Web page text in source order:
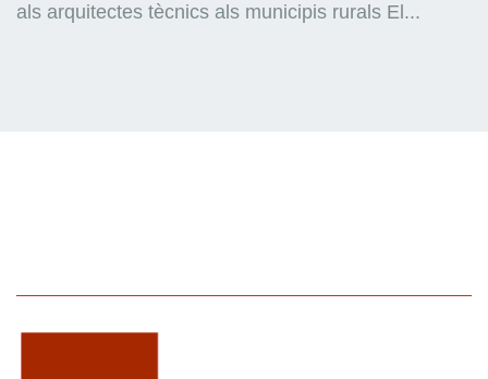
als arquitectes tècnics als municipis rurals El...